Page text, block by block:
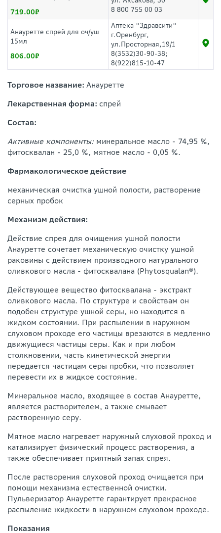
719.00
8 800 755 00 03
Анауретте спрей для оч/уш
15мл
806.00
Аптека "Здравсити"
г.Оренбург,
ул.Просторная,19/1
8(3532)30-90-38;
8(922)815-10-47
Торговое название: Анауретте
Лекарственная форма: спрей
Состав:
Активные компоненты: минеральное масло - 74,95 %,
фитосквалан - 25,0 %, мятное масло - 0,05 %.
Фармакологическое действие
механическая очистка ушной полости, растворение
серных пробок
Механизм действия:
Действие спрея для очищения ушной полости
Анауретте сочетает механическую очистку ушной
раковины с действием производного натурального
оливкового масла - фитосквалана (Phytosqualan®).
Действующее вещество фитосквалана - экстракт
оливкового масла. По структуре и свойствам он
подобен структуре ушной серы, но находится в
жидком состоянии. При распылении в наружном
слуховом проходе его частицы врезаются в медленно
движущиеся частицы серы. Как и при любом
столкновении, часть кинетической энергии
передается частицам серы пробки, что позволяет
перевести их в жидкое состояние.
Минеральное масло, входящее в состав Анауретте,
является растворителем, а также смывает
растворенную серу.
Мятное масло нагревает наружный слуховой проход и
катализирует физический процесс растворения, а
также обеспечивает приятный запах спрея.
После растворения слуховой проход очищается при
помощи механизма естественной очистки.
Пульверизатор Анауретте гарантирует прекрасное
распыление жидкости в наружном слуховом проходе.
Показания